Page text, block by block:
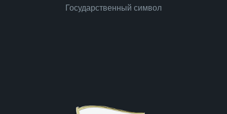
Государственный символ